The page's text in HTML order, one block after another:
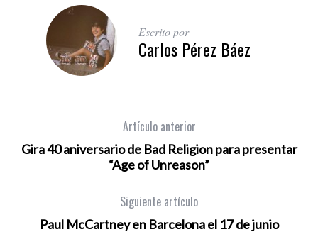
Escrito por
Carlos Pérez Báez
Artículo anterior
Gira 40 aniversario de Bad Religion para presentar
“Age of Unreason”
Siguiente artículo
Paul McCartney en Barcelona el 17 de junio